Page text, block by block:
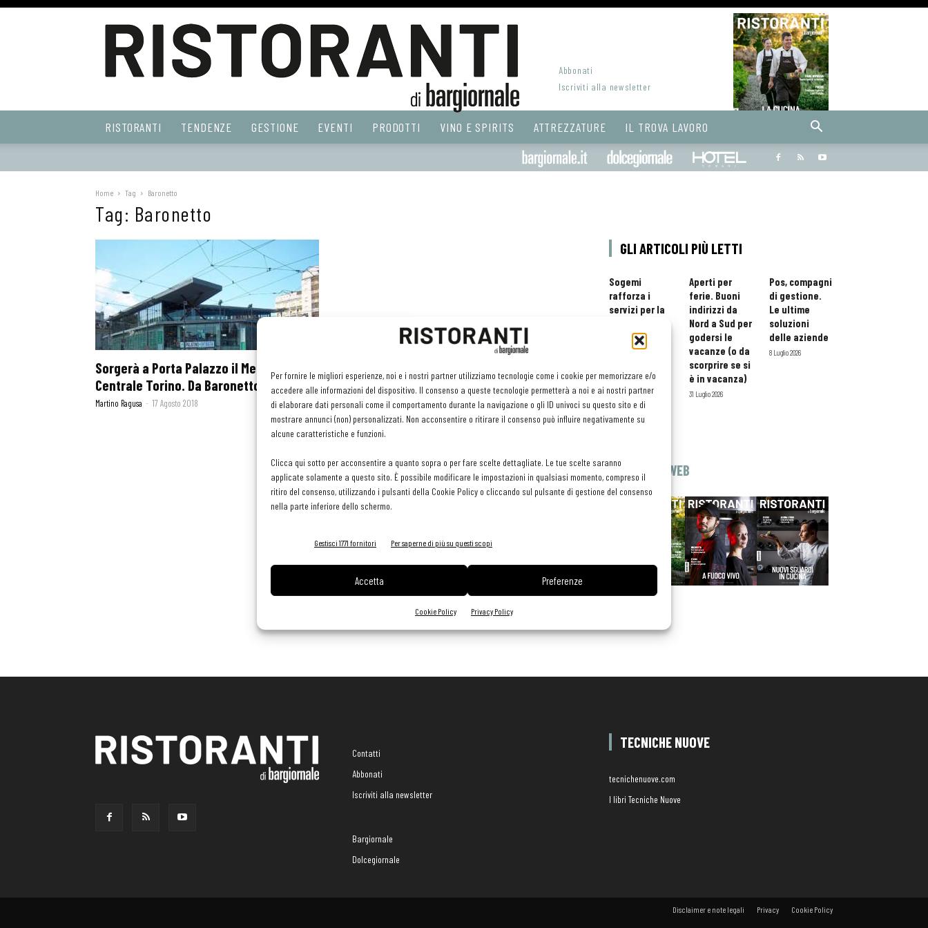
Per fornire le migliori esperienze, noi e i nostri partner utilizziamo tecnologie come i cookie per memorizzare e/o
accedere alle informazioni del dispositivo. Il consenso a queste tecnologie permetterà a noi e ai nostri partner
di elaborare dati personali come il comportamento durante la navigazione o gli ID univoci su questo sito e di
mostrare annunci (non) personalizzati. Non acconsentire o ritirare il consenso può influire negativamente su
alcune caratteristiche e funzioni.
Clicca qui sotto per acconsentire a quanto sopra o per fare scelte dettagliate. Le tue scelte saranno
applicate solamente a questo sito. È possibile modificare le impostazioni in qualsiasi momento, compreso il
ritiro del consenso, utilizzando i pulsanti della Cookie Policy o cliccando sul pulsante di gestione del consenso
nella parte inferiore dello schermo.
Gestisci 1771 fornitori Per saperne di più su questi scopi
Accetta Preferenze
Cookie Policy Privacy Policy
Web
Abbonati
Iscriviti alla newsletter
RISTORANTI TENDENZE GESTIONE EVENTI PRODOTTI VINO E SPIRITS ATTREZZATURE IL TROVA LAVORO
Bargiornale dolcegiornale
Home Tag Baronetto
Tag: Baronetto
Sorgerà a Porta Palazzo il Mercato
Centrale Torino. Da Baronetto e...
Martino Ragusa - 17 Agosto 2018
GLI ARTICOLI PIÙ LETTI
Sogemi
rafforza i
servizi per la
orario esteso
e tessera
professionisti
HoReCa
29 Luglio 2026
Aperti per
ferie. Buoni
indirizzi da
Nord a Sud per
godersi le
vacanze (o da
scorprire se si
è in vacanza)
31 Luglio 2026
Pos, compagni
di gestione.
Le ultime
soluzioni
delle aziende
8 Luglio 2026
EDICOLA WEB
Contatti
Abbonati
Iscriviti alla newsletter
Bargiornale
Dolcegiornale
TECNICHE NUOVE
tecnichenuove.com
I libri Tecniche Nuove
Disclaimer e note legali Privacy Cookie Policy